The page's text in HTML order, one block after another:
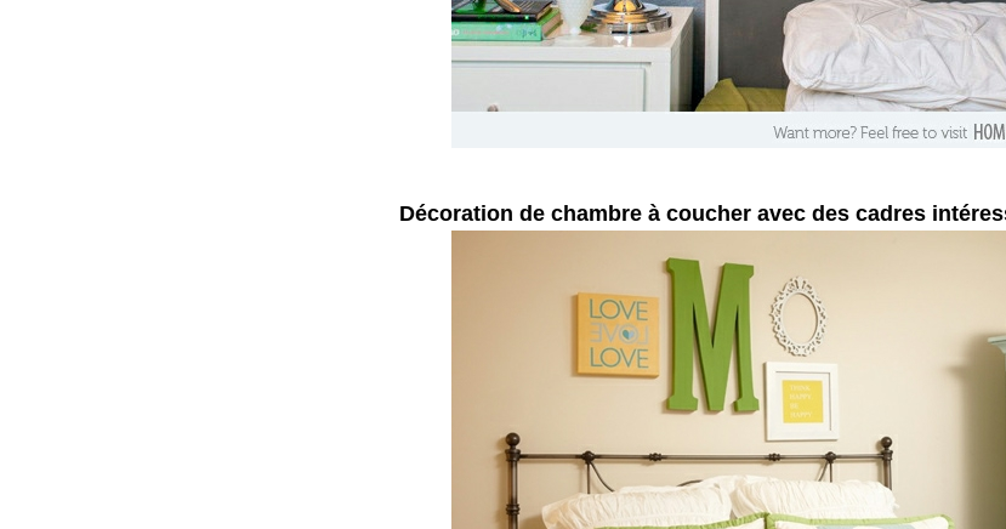
Décoration de chambre à coucher avec des cadres